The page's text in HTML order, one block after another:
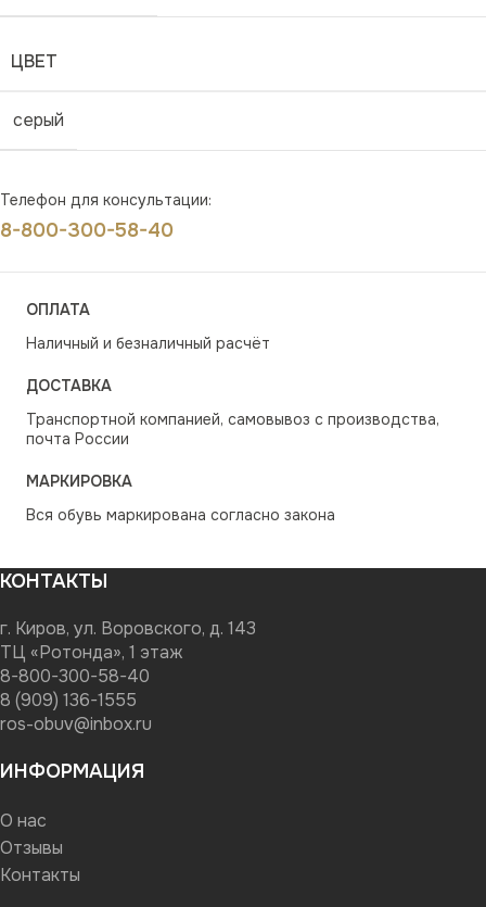
ЦВЕТ
серый
Телефон для консультации:
8-800-300-58-40
ОПЛАТА
Наличный и безналичный расчёт
ДОСТАВКА
Транспортной компанией, самовывоз с производства,
почта России
МАРКИРОВКА
Вся обувь маркирована согласно закона
КОНТАКТЫ
г. Киров, ул. Воровского, д. 143
ТЦ «Ротонда», 1 этаж
8-800-300-58-40
8 (909) 136-1555
ros-obuv@inbox.ru
ИНФОРМАЦИЯ
О нас
Отзывы
Контакты